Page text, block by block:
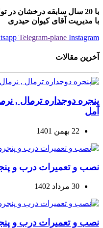
با 20 سال سابقه درخشان در تولید درب و پنجره
با مدیریت آقای کیوان حیدری
Telegram-plane Instagram
آخرین مقالات
پنجره دوجداره ترمال ,
آمل
22 بهمن 1401
نصب و تعمیرات درب و
30 مرداد 1402
نصب و تعمیرات درب و